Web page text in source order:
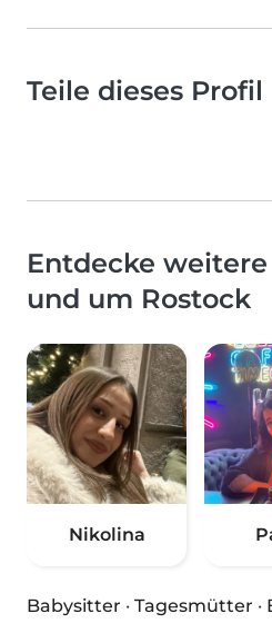
Teile dieses Profil
Entdecke
und um Rostock
Nikolina
Babysitter · Tagesmütter ·